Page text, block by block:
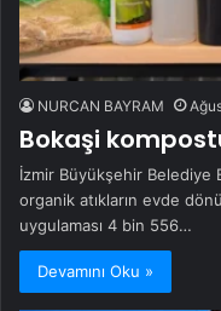
NURCAN BAYRAM
Bokaşi
İzmir Büyükşehir Belediye
organik atıkların evde
uygulaması 4 bin 556…
Devamını Oku »